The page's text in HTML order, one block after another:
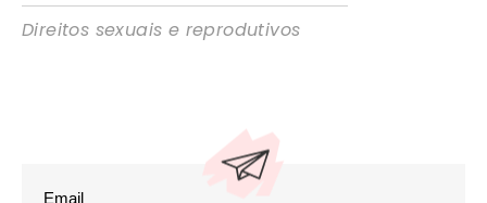
Direitos sexuais e reprodutivos